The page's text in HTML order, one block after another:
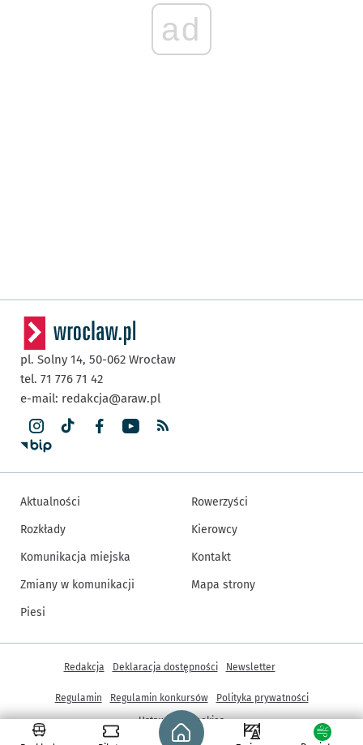
ad
Strona główna - wroclaw.pl
pl. Solny 14, 50-062 Wrocław
tel. 71 776 71 42
e-mail: redakcja@araw.pl
Aktualności
Rozkłady
Komunikacja miejska
Zmiany w komunikacji
Piesi
Rowerzyści
Kierowcy
Kontakt
Mapa strony
Inne informacje
Redakcja Deklaracja dostępności Newsletter
Regulamin Regulamin konkursów
Polityka prywatności
Ustawienia cookies